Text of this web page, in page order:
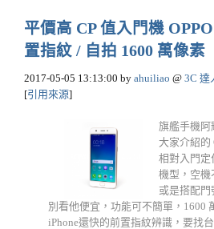
平價高 CP 值入門機
置指紋 / 自拍 1600 萬像素
2017-05-05 13:13:00 by ahuiliao @ 3C 達
[引用來源]
旗艦手機阿
大家介紹的
相對入門定
機型，空機
或是搭配
別看他便宜，功能可不簡單，1600
iPhone還快的前置指紋辨識，要找